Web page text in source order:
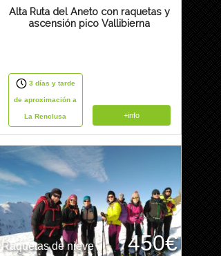
Alta Ruta del Aneto con raquetas y
ascensión pico Vallibierna
3 días y tarde
de aproximación a
La Renclusa +info
Raquetas de nieve 450€